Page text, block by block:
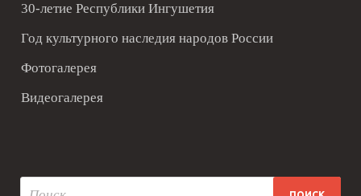
30-летие Республики Ингушетия
Год культурного наследия народов России
Фотогалерея
Видеогалерея